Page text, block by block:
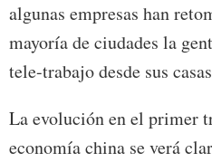
algunas empresas han
mayoría de ciudades la
tele-trabajo desde sus
La evolución en el primer
economía china se verá